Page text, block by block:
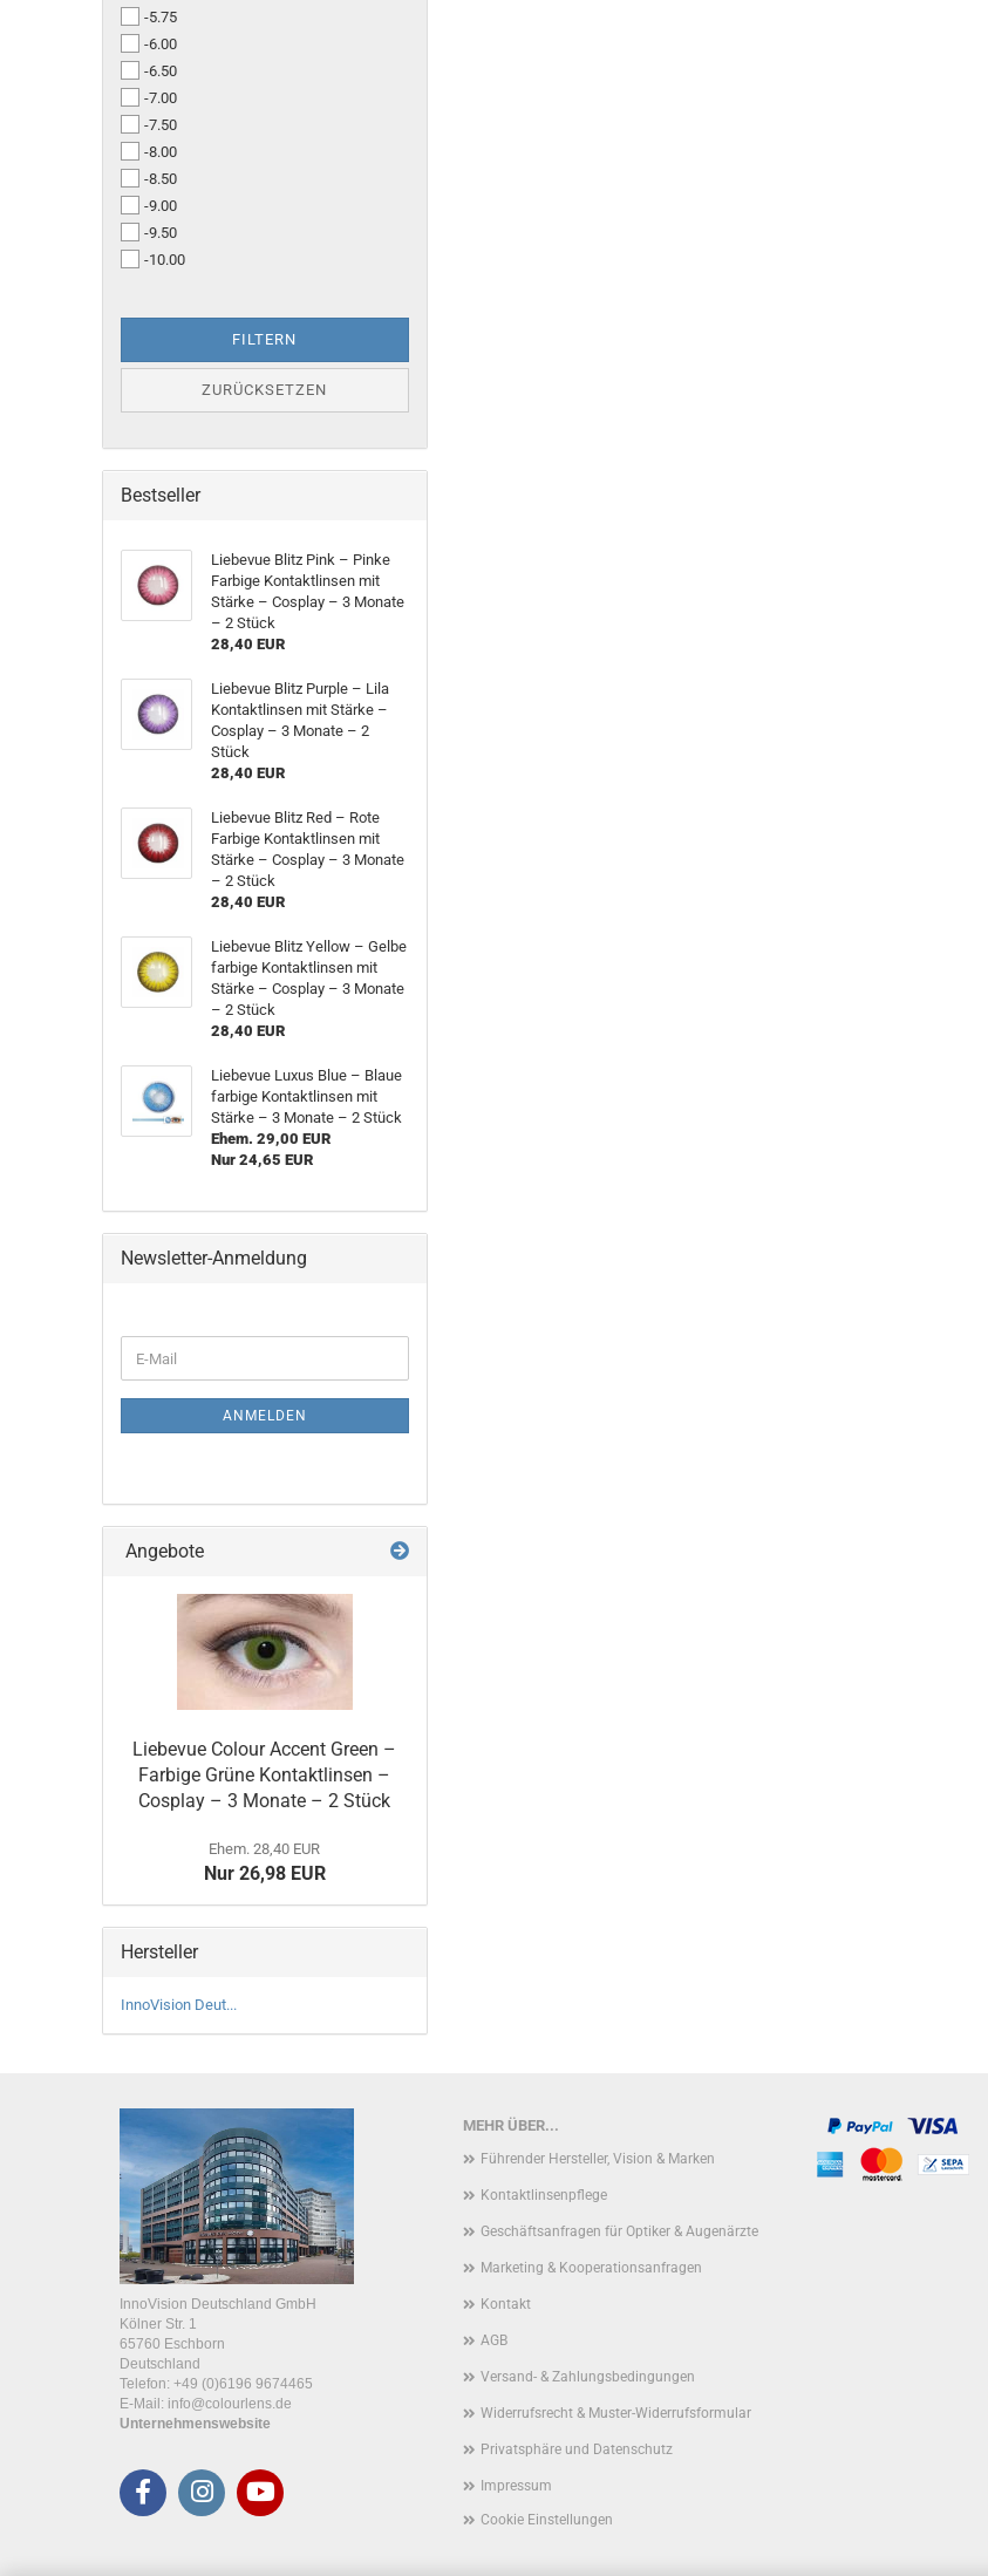
-5.75
-6.00
-6.50
-7.00
-7.50
-8.00
-8.50
-9.00
-9.50
-10.00
FILTERN
ZURÜCKSETZEN
Bestseller
Liebevue Blitz Pink – Pinke
Farbige Kontaktlinsen mit
Stärke – Cosplay – 3 Monate
– 2 Stück
28,40 EUR
Liebevue Blitz Purple – Lila
Kontaktlinsen mit Stärke –
Cosplay – 3 Monate – 2
Stück
28,40 EUR
Liebevue Blitz Red – Rote
Farbige Kontaktlinsen mit
Stärke – Cosplay – 3 Monate
– 2 Stück
28,40 EUR
Liebevue Blitz Yellow – Gelbe
farbige Kontaktlinsen mit
Stärke – Cosplay – 3 Monate
– 2 Stück
28,40 EUR
Liebevue Luxus Blue – Blaue
farbige Kontaktlinsen mit
Stärke – 3 Monate – 2 Stück
Ehem. 29,00 EUR
Nur 24,65 EUR
Newsletter-Anmeldung
ZUR
E-
Mail
ANMELDEN
Angebote
Liebevue Colour Accent Green –
Farbige Grüne Kontaktlinsen –
Cosplay – 3 Monate – 2 Stück
Ehem. 28,40 EUR
Nur 26,98 EUR
Hersteller
InnoVision Deut...
MEHR ÜBER...
Führender Hersteller, Vision & Marken
Kontaktlinsenpflege
Geschäftsanfragen für Optiker & Augenärzte
Marketing & Kooperationsanfragen
Kontakt
AGB
Versand- & Zahlungsbedingungen
Widerrufsrecht & Muster-Widerrufsformular
Privatsphäre und Datenschutz
Impressum
Cookie Einstellungen
InnoVision Deutschland GmbH
Kölner Str. 1
65760 Eschborn
Deutschland
Telefon: +49 (0)6196 9674465
E-Mail: info@colourlens.de
Unternehmenswebsite